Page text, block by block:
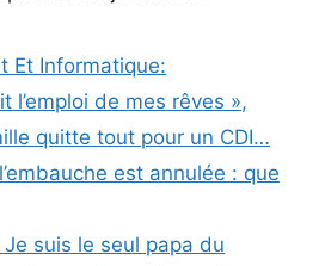
Et Informatique:
l’emploi de mes rêves »,
quitte tout pour un CDI…
est annulée : que
suis le seul papa du